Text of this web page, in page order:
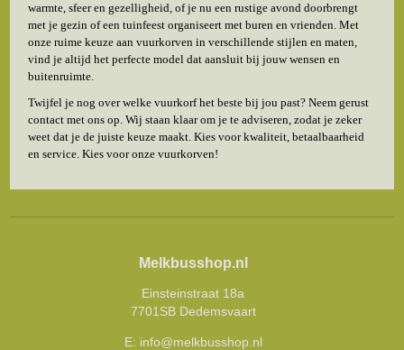
warmte, sfeer en gezelligheid, of je nu een rustige avond doorbrengt
met je gezin of een tuinfeest organiseert met buren en vrienden. Met
onze ruime keuze aan vuurkorven in verschillende stijlen en maten,
vind je altijd het perfecte model dat aansluit bij jouw wensen en
buitenruimte.
Twijfel je nog over welke vuurkorf het beste bij jou past? Neem gerust
contact met ons op. Wij staan klaar om je te adviseren, zodat je zeker
weet dat je de juiste keuze maakt. Kies voor kwaliteit, betaalbaarheid
en service. Kies voor onze vuurkorven!
Melkbusshop.nl
Einsteinstraat 18a
7701SB Dedemsvaart
E: info@melkbusshop.nl